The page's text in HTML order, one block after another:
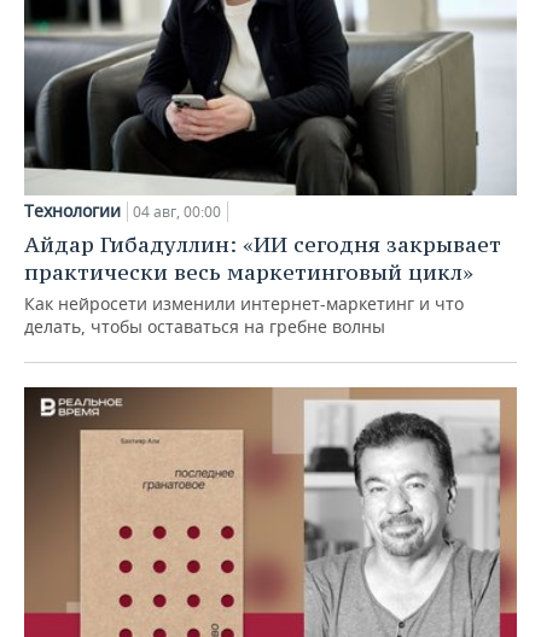
Технологии 04 авг, 00:00
Айдар Гибадуллин: «ИИ сегодня закрывает
практически весь маркетинговый цикл»
Как нейросети изменили интернет-маркетинг и что
делать, чтобы оставаться на гребне волны